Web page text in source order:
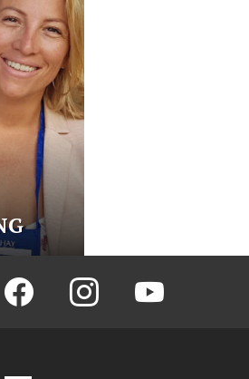
facebook instagram youtube